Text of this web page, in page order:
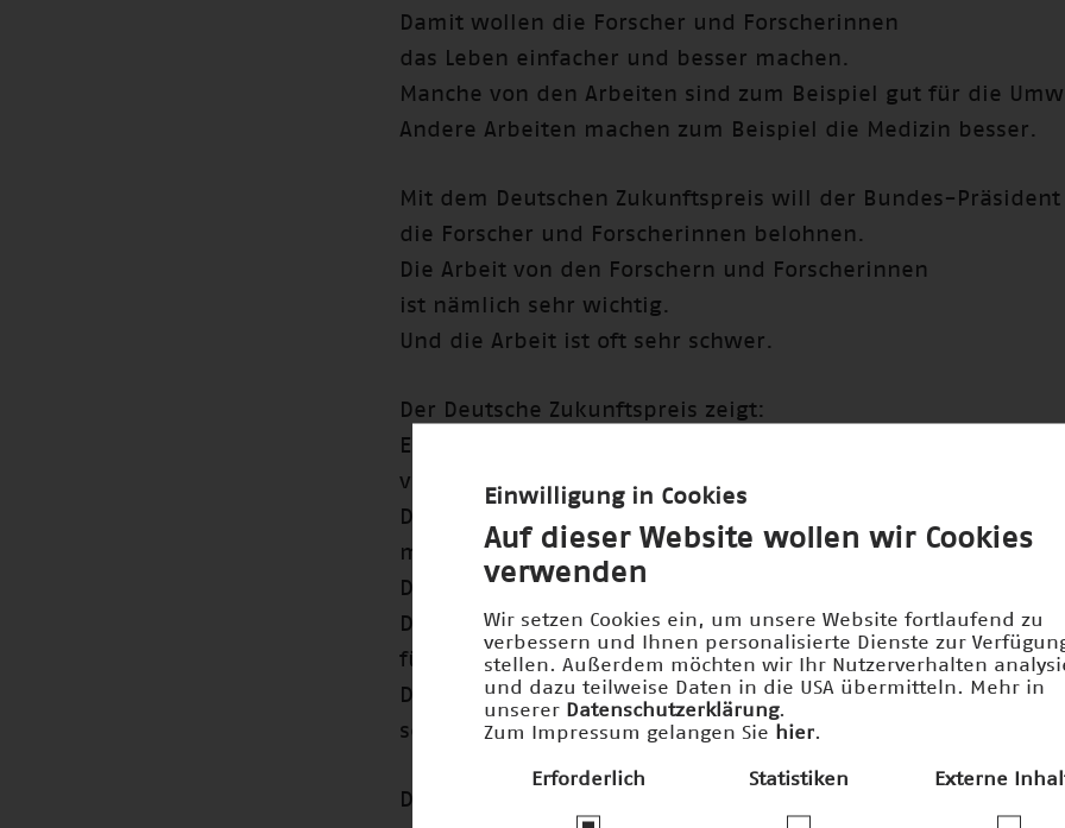
Damit wollen die Forscher und Forscherinnen
das Leben einfacher und besser machen.
Manche von den Arbeiten sind zum Beispiel gut für die
Andere Arbeiten machen zum Beispiel die Medizin besser.
Mit dem Deutschen Zukunftspreis will der Bundes-Präsident
die Forscher und Forscherinnen belohnen.
Die Arbeit von den Forschern und Forscherinnen
ist nämlich sehr wichtig.
Und die Arbeit ist oft sehr schwer.
Der Deutsche Zukunftspreis zeigt:
Es gibt in Deutschland
viele Forscher und Forscherinnen.
Diese Forscher und Forscherinnen
machen sehr wichtige Arbeit.
Diese Arbeit muss man unterstützen.
Denn das ist wichtig
für die Zukunft von Deutschland.
Deshalb ist auch der Deutsche Zukunftspreis
sehr wichtig.
Die Gewinner und Gewinnerinnen
Einwilligung in Cookies
Auf dieser Website wollen wir Cookies
verwenden
Wir setzen Cookies ein, um unsere Website fortlaufend zu
verbessern und Ihnen personalisierte Dienste zur
stellen. Außerdem möchten wir Ihr Nutzerverhalten
und dazu teilweise Daten in die USA übermitteln. Mehr in
unserer Datenschutzerklärung.
Zum Impressum gelangen Sie
hier
Erforderlich Statistiken Externe